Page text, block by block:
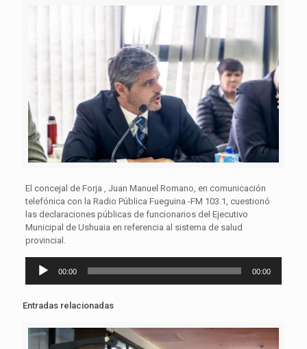
El concejal de Forja , Juan Manuel Romano, en comunicación
telefónica con la Radio Pública Fueguina -FM 103.1, cuestionó
las declaraciones públicas de funcionarios del Ejecutivo
Municipal de Ushuaia en referencia al sistema de salud
provincial.
Reproductor
00:00 00:00
Entradas relacionadas